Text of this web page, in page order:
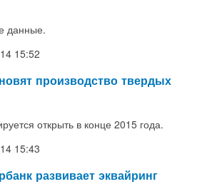
данные.
15:52
производство твердых
открыть в конце 2015 года.
15:43
развивает эквайринг